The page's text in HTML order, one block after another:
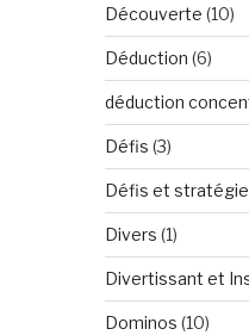
Découverte (10)
Déduction (6)
déduction
Défis (3)
Défis et stratégie
Divers (1)
Divertissant et
Dominos (10)